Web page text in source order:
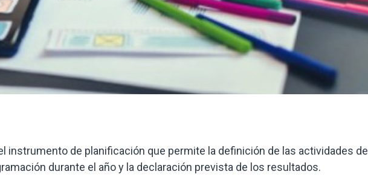
instrumento de planificación que permite la definición de las actividades de
durante el año y la declaración prevista de los resultados.